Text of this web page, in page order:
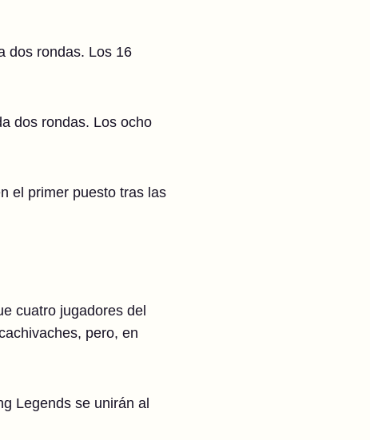
dos rondas. Los 16
dos rondas. Los ocho
el primer puesto tras las
cuatro jugadores del
pero, en
Legends se unirán al